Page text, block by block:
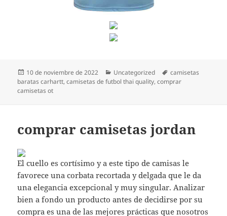
Publicado
el
10 de noviembre de 2022 Categorías
Uncategorized Etiquetas
camisetas
baratas carhartt,camisetas de futbol thai quality,comprar
camisetas ot
comprar camisetas jordan
El cuello es cortísimo y a este tipo de camisas le
favorece una corbata recortada y delgada que le da
una elegancia excepcional y muy singular. Analizar
bien a fondo un producto antes de decidirse por su
compra es una de las mejores prácticas que nosotros